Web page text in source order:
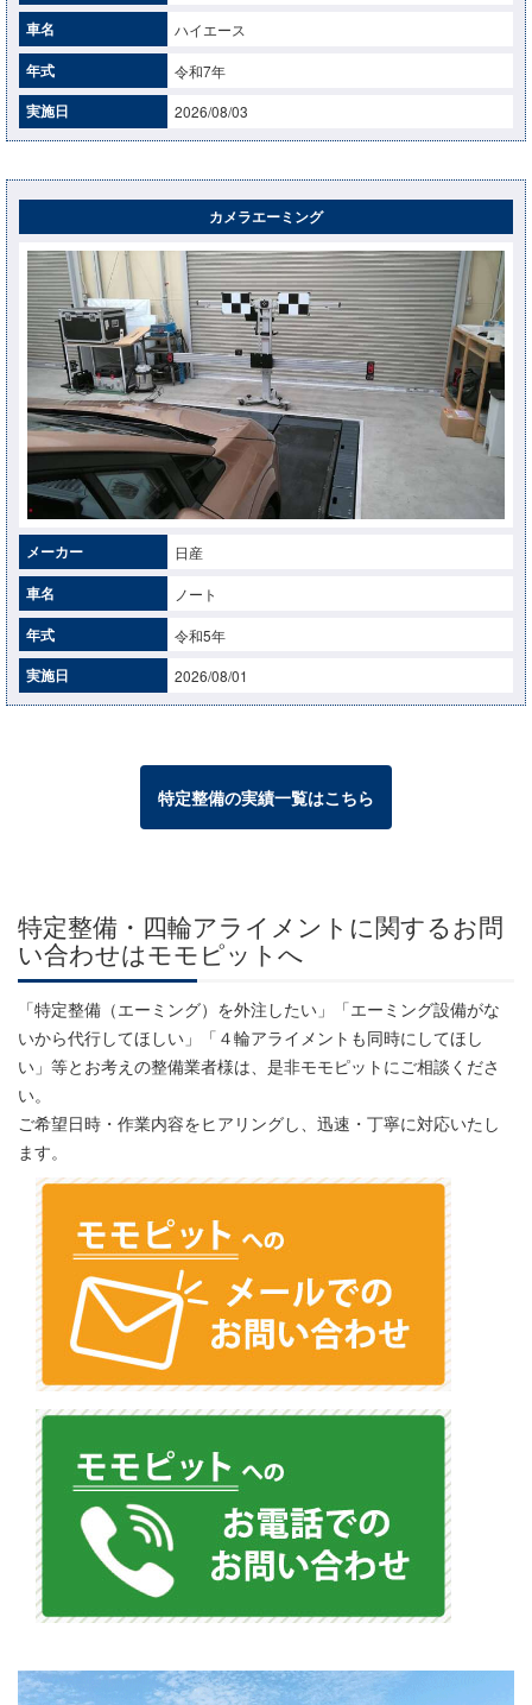
車名 ハイエース
年式 令和7年
実施日 2026/08/03
カメラエーミング
メーカー 日産
車名 ノート
年式 令和5年
実施日 2026/08/01
特定整備の実績一覧はこちら
特定整備・四輪アライメントに関するお問
い合わせはモモピットへ
「特定整備（エーミング）を外注したい」「エーミング設備がな
いから代行してほしい」「４輪アライメントも同時にしてほし
い」等とお考えの整備業者様は、是非モモピットにご相談くださ
い。
ご希望日時・作業内容をヒアリングし、迅速・丁寧に対応いたし
ます。